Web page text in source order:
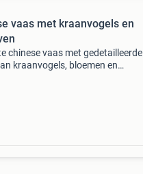
vaas met kraanvogels en
chinese vaas met gedetailleerde
kraanvogels, bloemen en